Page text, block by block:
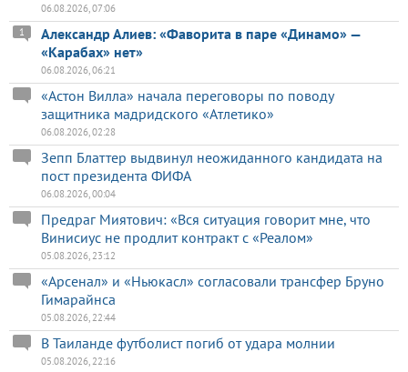
06.08.2026, 07:06
Александр Алиев: «Фаворита в паре «Динамо» —
«Карабах» нет»
1
06.08.2026, 06:21
«Астон Вилла» начала переговоры по поводу
защитника мадридского «Атлетико»
06.08.2026, 02:28
Зепп Блаттер выдвинул неожиданного кандидата на
пост президента ФИФА
06.08.2026, 00:04
Предраг Миятович: «Вся ситуация говорит мне, что
Винисиус не продлит контракт с «Реалом»
05.08.2026, 23:12
«Арсенал» и «Ньюкасл» согласовали трансфер Бруно
Гимарайнса
05.08.2026, 22:44
В Таиланде футболист погиб от удара молнии
05.08.2026, 22:16